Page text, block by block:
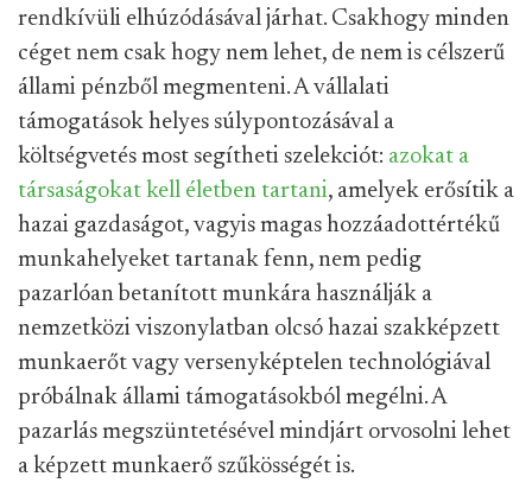
rendkívüli elhúzódásával járhat. Csakhogy minden
céget nem csak hogy nem lehet, de nem is célszerű
állami pénzből megmenteni. A vállalati
támogatások helyes súlypontozásával a
költségvetés most segítheti szelekciót: azokat a
társaságokat kell életben tartani, amelyek erősítik a
hazai gazdaságot, vagyis magas hozzáadottértékű
munkahelyeket tartanak fenn, nem pedig
pazarlóan betanított munkára használják a
nemzetközi viszonylatban olcsó hazai szakképzett
munkaerőt vagy versenyképtelen technológiával
próbálnak állami támogatásokból megélni. A
pazarlás megszüntetésével mindjárt orvosolni lehet
a képzett munkaerő szűkösségét is.